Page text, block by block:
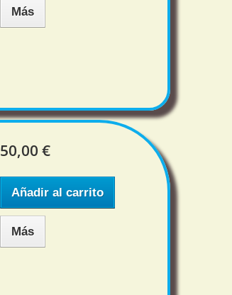
Más
50,00 €
Añadir al carrito
Más